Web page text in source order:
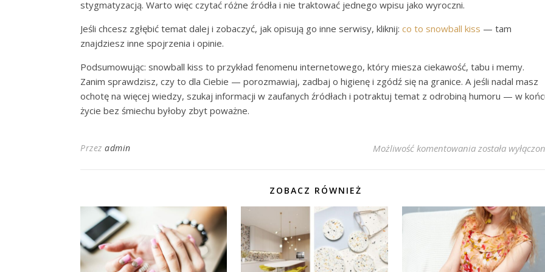
stygmatyzacją. Warto więc czytać różne źródła i nie traktować jednego wpisu jako wyroczni.
Jeśli chcesz zgłębić temat dalej i zobaczyć, jak opisują go inne serwisy, kliknij: co to snowball kiss — tam
znajdziesz inne spojrzenia i opinie.
Podsumowując: snowball kiss to przykład fenomenu internetowego, który miesza ciekawość, tabu i memy.
Zanim sprawdzisz, czy to dla Ciebie — porozmawiaj, zadbaj o higienę i zgódź się na granice. A jeśli nadal masz
ochotę na więcej wiedzy, szukaj informacji w zaufanych źródłach i potraktuj temat z odrobiną humoru — w
życie bez śmiechu byłoby zbyt poważne.
Przez admin Możliwość komentowania Snowball Kiss:
została
ZOBACZ RÓWNIEŻ